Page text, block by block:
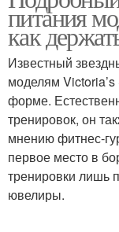
питания
как
Известный
моделям
форме.
тренировок, он
мнению фитнес-
первое место в
тренировки лишь
ювелиры.